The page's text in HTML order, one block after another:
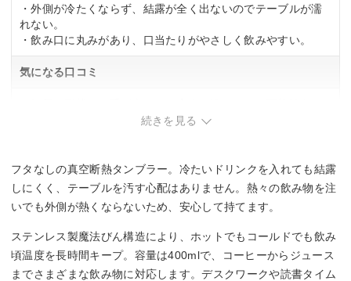
・外側が冷たくならず、結露が全く出ないのでテーブルが濡
れない。
・飲み口に丸みがあり、口当たりがやさしく飲みやすい。
気になる口コミ
続きを見る
フタなしの真空断熱タンブラー。冷たいドリンクを入れても結露
しにくく、テーブルを汚す心配はありません。熱々の飲み物を注
いでも外側が熱くならないため、安心して持てます。
ステンレス製魔法びん構造により、ホットでもコールドでも飲み
頃温度を長時間キープ。容量は400mlで、コーヒーからジュース
までさまざまな飲み物に対応します。デスクワークや読書タイム